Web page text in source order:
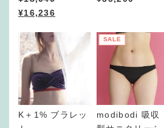
¥16,236
K＋1% ブラレッ
SALE
modibodi 吸収